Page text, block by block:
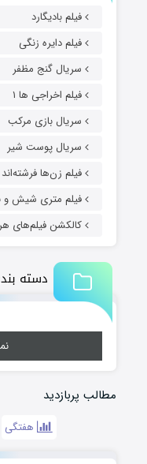
فیلم بادیگارد
فیلم دایره زنگی
سریال گنج مظفر
فیلم اخراجی ها ۱
سریال بازی مرکب
سریال پوست شیر
فیلم زن‌ها فرشته‌اند
فیلم متری شیش و
کالکشن فیلم‌های
دسته
مطالب پربازدید
هفتگی